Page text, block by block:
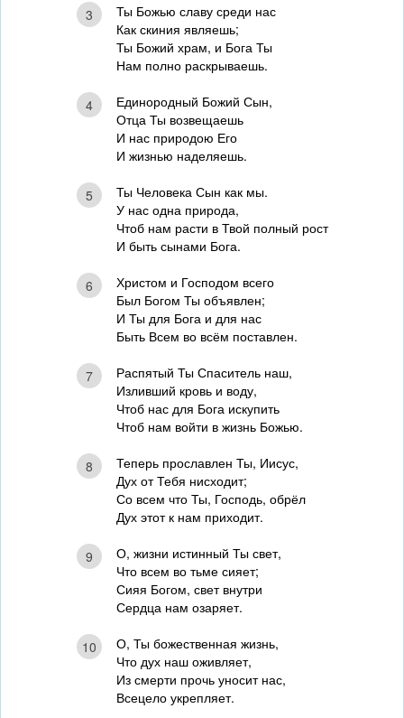
3
Ты Божью славу среди нас
Как скиния являешь;
Ты Божий храм, и Бога Ты
Нам полно раскрываешь.
4
Единородный Божий Сын,
Отца Ты возвещаешь
И нас природою Его
И жизнью наделяешь.
5
Ты Человека Сын как мы.
У нас одна природа,
Чтоб нам расти в Твой полный рост
И быть сынами Бога.
6
Христом и Господом всего
Был Богом Ты объявлен;
И Ты для Бога и для нас
Быть Всем во всём поставлен.
7
Распятый Ты Спаситель наш,
Изливший кровь и воду,
Чтоб нас для Бога искупить
Чтоб нам войти в жизнь Божью.
8
Теперь прославлен Ты, Иисус,
Дух от Тебя нисходит;
Со всем что Ты, Господь, обрёл
Дух этот к нам приходит.
9
О, жизни истинный Ты свет,
Что всем во тьме сияет;
Сияя Богом, свет внутри
Сердца нам озаряет.
10
О, Ты божественная жизнь,
Что дух наш оживляет,
Из смерти прочь уносит нас,
Всецело укрепляет.